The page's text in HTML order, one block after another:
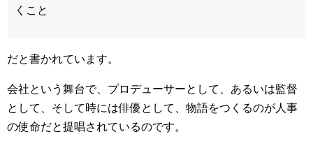
くこと
だと書かれています。
会社という舞台で、プロデューサーとして、あるいは監督
として、そして時には俳優として、物語をつくるのが人事
の使命だと提唱されているのです。